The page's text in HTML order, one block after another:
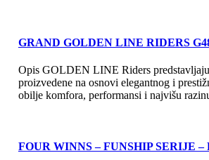
GRAND GOLDEN LINE RIDERS
Opis GOLDEN LINE Riders predstavljaju
proizvedene na osnovi elegantnog i
obilje komfora, performansi i najvišu
FOUR WINNS – FUNSHIP SERIJE –